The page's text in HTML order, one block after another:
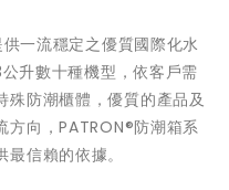
一流穩定之優質國際化水
升數十種機型，依客戶需
殊防潮櫃體，優質的產品及
方向，PATRON®防潮箱系
信賴的依據。